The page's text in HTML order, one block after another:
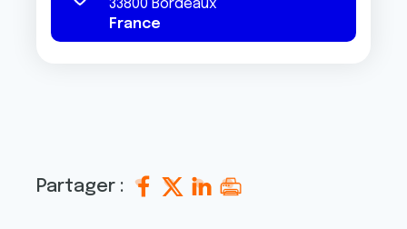
33800 Bordeaux
France
Partager :